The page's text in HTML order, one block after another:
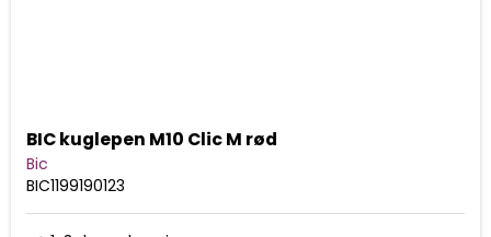
BIC kuglepen M10 Clic M rød
Bic
BIC1199190123